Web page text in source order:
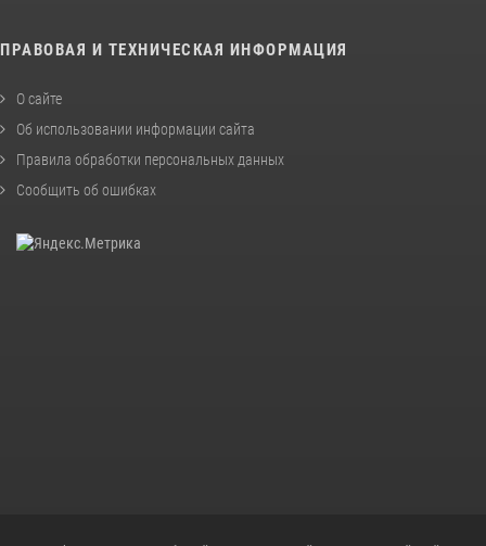
ПРАВОВАЯ И ТЕХНИЧЕСКАЯ ИНФОРМАЦИЯ
О сайте
Об использовании информации сайта
Правила обработки персональных данных
Сообщить об ошибках